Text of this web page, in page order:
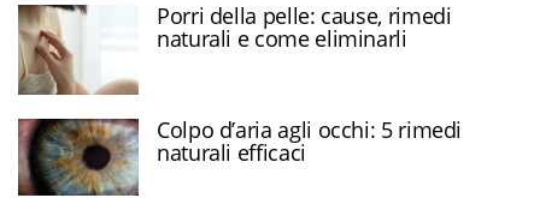
Porri della pelle: cause, rimedi
naturali e come eliminarli
Colpo d’aria agli occhi: 5 rimedi
naturali efficaci